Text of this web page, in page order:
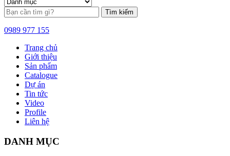
Tìm kiếm
0989 977 155
Trang chủ
Giới thiệu
Sản phẩm
Catalogue
Dự án
Tin tức
Video
Profile
Liên hệ
DANH MỤC